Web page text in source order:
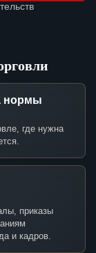
нормы
где нужна
приказы
и кадров.